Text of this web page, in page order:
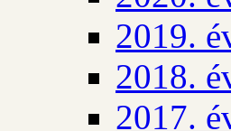
2019.
2018.
2017.